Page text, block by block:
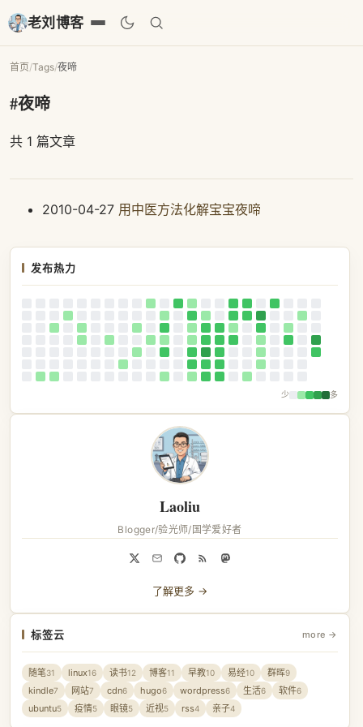
老刘博客
首页/Tags/夜啼
#夜啼
共 1 篇文章
2010-04-27 用中医方法化解宝宝夜啼
发布热力
少 多
Laoliu
Blogger/验光师/国学爱好者
了解更多 →
标签云 more →
随笔31 linux16 读书12 博客11 早教10 易经10 群晖9
kindle7 网站7 cdn6 hugo6 wordpress6 生活6 软件6
ubuntu5 疫情5 眼镜5 近视5 rss4 亲子4